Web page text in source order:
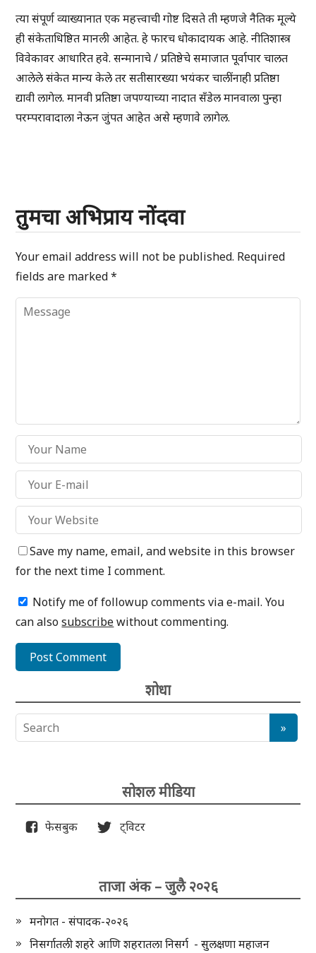
त्या संपूर्ण व्याख्यानात एक महत्त्वाची गोष्ट दिसते ती म्हणजे नैतिक मूल्ये
ही संकेताधिष्ठित मानली आहेत. हे फारच धोकादायक आहे. नीतिशास्त्र
विवेकावर आधारित हवे. सन्मानाचे / प्रतिष्ठेचे समाजात पूर्वापार चालत
आलेले संकेत मान्य केले तर सतीसारख्या भयंकर चालींनाही प्रतिष्ठा
द्यावी लागेल. मानवी प्रतिष्ठा जपण्याच्या नादात सँडेल मानवाला पुन्हा
परम्परावादाला नेऊन जुंपत आहेत असे म्हणावे लागेल.
तुमचा अभिप्राय नोंदवा
Your email address will not be published. Required
fields are marked*
Save my name, email, and website in this browser
for the next time I comment.
Notify me of followup comments via e-mail. You
can alsosubscribewithout commenting.
शोधा
सोशल मीडिया
फेसबुक ट्विटर
ताजा अंक – जुलै २०२६
मनोगत - संपादक-२०२६
निसर्गातली शहरे आणि शहरातला निसर्ग - सुलक्षणा महाजन